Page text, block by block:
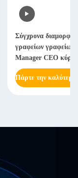
Σύγχρονα
γραφείων γραφείων
Manager CEO
Πάρτε την καλύτερη